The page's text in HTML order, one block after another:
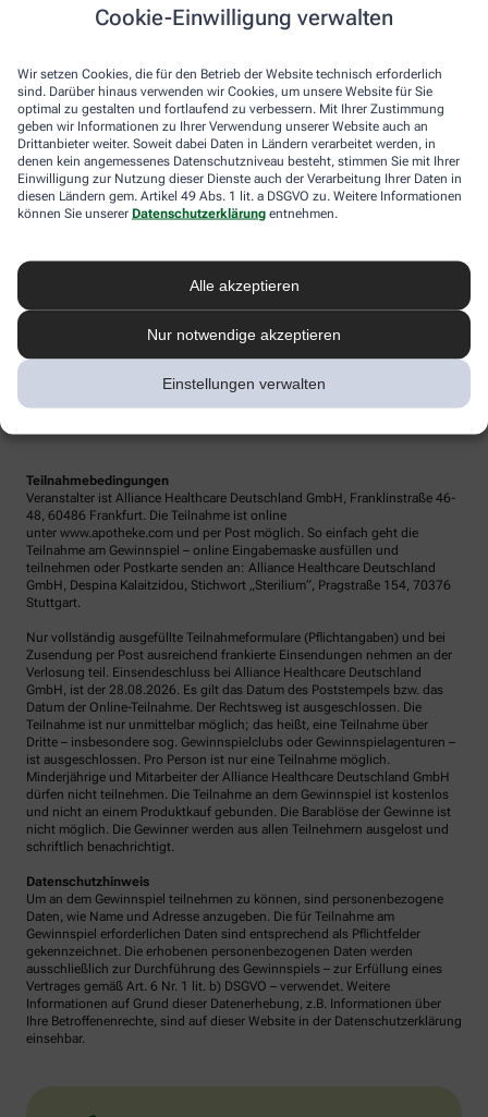
Cookie-Einwilligung verwalten
Wir setzen Cookies, die für den Betrieb der Website technisch erforderlich
sind. Darüber hinaus verwenden wir Cookies, um unsere Website für Sie
optimal zu gestalten und fortlaufend zu verbessern. Mit Ihrer Zustimmung
geben wir Informationen zu Ihrer Verwendung unserer Website auch an
Drittanbieter weiter. Soweit dabei Daten in Ländern verarbeitet werden, in
denen kein angemessenes Datenschutzniveau besteht, stimmen Sie mit Ihrer
Einwilligung zur Nutzung dieser Dienste auch der Verarbeitung Ihrer Daten in
diesen Ländern gem. Artikel 49 Abs. 1 lit. a DSGVO zu. Weitere Informationen
können Sie unserer Datenschutzerklärung entnehmen.
Alle akzeptieren
Nur notwendige akzeptieren
Einstellungen verwalten
Teilnahmebedingungen
Veranstalter ist Alliance Healthcare Deutschland GmbH, Franklinstraße 46-
48, 60486 Frankfurt. Die Teilnahme ist online
unter www.apotheke.com und per Post möglich. So einfach geht die
Teilnahme am Gewinnspiel – online Eingabemaske ausfüllen und
teilnehmen oder Postkarte senden an: Alliance Healthcare Deutschland
GmbH, Despina Kalaitzidou, Stichwort „Sterilium“, Pragstraße 154, 70376
Stuttgart.
Nur vollständig ausgefüllte Teilnahmeformulare (Pflichtangaben) und bei
Zusendung per Post ausreichend frankierte Einsendungen nehmen an der
Verlosung teil. Einsendeschluss bei Alliance Healthcare Deutschland
GmbH, ist der 28.08.2026. Es gilt das Datum des Poststempels bzw. das
Datum der Online-Teilnahme. Der Rechtsweg ist ausgeschlossen. Die
Teilnahme ist nur unmittelbar möglich; das heißt, eine Teilnahme über
Dritte – insbesondere sog. Gewinnspielclubs oder Gewinnspielagenturen –
ist ausgeschlossen. Pro Person ist nur eine Teilnahme möglich.
Minderjährige und Mitarbeiter der Alliance Healthcare Deutschland GmbH
dürfen nicht teilnehmen. Die Teilnahme an dem Gewinnspiel ist kostenlos
und nicht an einem Produktkauf gebunden. Die Barablöse der Gewinne ist
nicht möglich. Die Gewinner werden aus allen Teilnehmern ausgelost und
schriftlich benachrichtigt.
Datenschutzhinweis
Um an dem Gewinnspiel teilnehmen zu können, sind personenbezogene
Daten, wie Name und Adresse anzugeben. Die für Teilnahme am
Gewinnspiel erforderlichen Daten sind entsprechend als Pflichtfelder
gekennzeichnet. Die erhobenen personenbezogenen Daten werden
ausschließlich zur Durchführung des Gewinnspiels – zur Erfüllung eines
Vertrages gemäß Art. 6 Nr. 1 lit. b) DSGVO – verwendet. Weitere
Informationen auf Grund dieser Datenerhebung, z.B. Informationen über
Ihre Betroffenenrechte, sind auf dieser Website in der Datenschutzerklärung
einsehbar.